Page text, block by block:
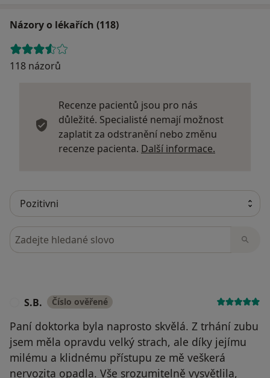
Názory o lékařích (118)
118 názorů
Recenze pacientů jsou pro nás
důležité. Specialisté nemají možnost
zaplatit za odstranění nebo změnu
recenze pacienta. Další informace.
Hledejte v názorech
S.B. Číslo ověřené
Paní doktorka byla naprosto skvělá. Z trhání zubu
jsem měla opravdu velký strach, ale díky jejímu
milému a klidnému přístupu ze mě veškerá
nervozita opadla. Vše srozumitelně vysvětlila,